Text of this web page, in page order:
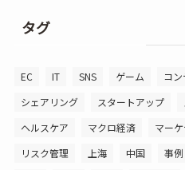
タグ
EC IT SNS ゲーム コ
シェアリング
スタートアップ
ヘルスケア
マクロ経済 マー
リスク管理
上海 中国 事例